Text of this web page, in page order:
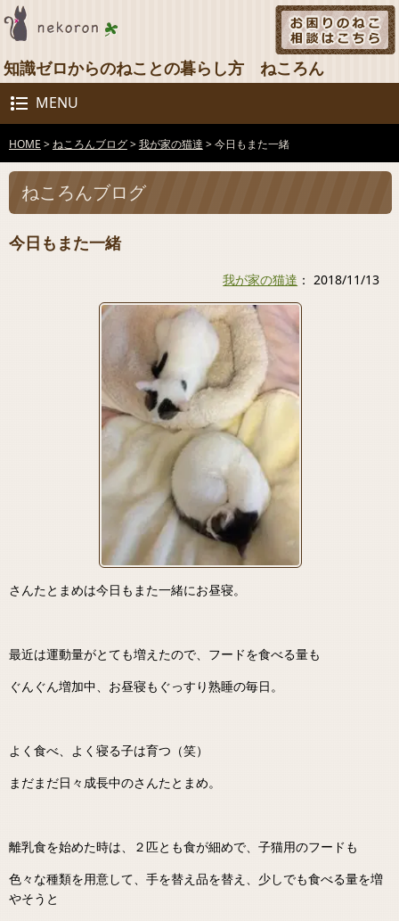
知識ゼロからのねことの暮らし方 ねころん
MENU
HOME >ねころんブログ>我が家の猫達 >今日もまた一緒
ねころんブログ
今日もまた一緒
我が家の猫達 ： 2018/11/13
さんたとまめは今日もまた一緒にお昼寝。
最近は運動量がとても増えたので、フードを食べる量も
ぐんぐん増加中、お昼寝もぐっすり熟睡の毎日。
よく食べ、よく寝る子は育つ（笑）
まだまだ日々成長中のさんたとまめ。
離乳食を始めた時は、２匹とも食が細めで、子猫用のフードも
色々な種類を用意して、手を替え品を替え、少しでも食べる量を増
やそうと